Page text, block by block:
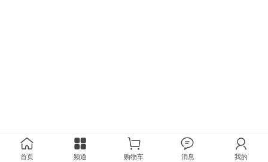
首页 频道 购物车 消息 我的